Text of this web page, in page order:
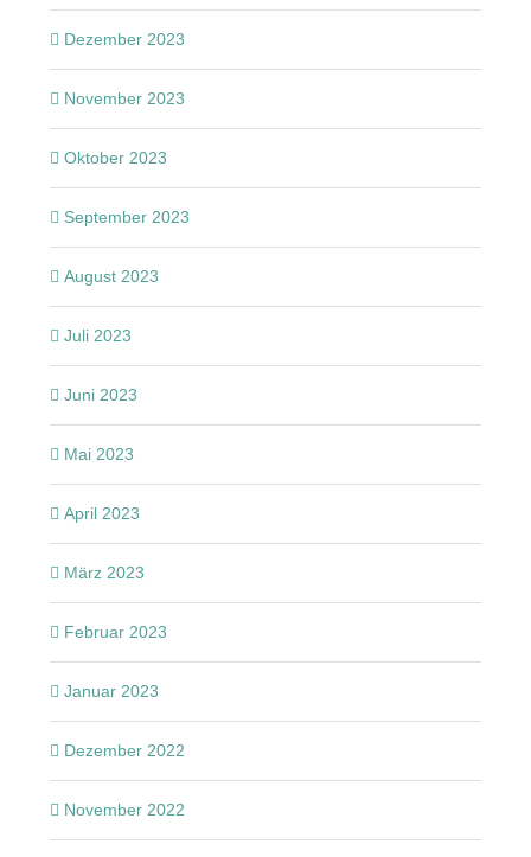
Dezember 2023
November 2023
Oktober 2023
September 2023
August 2023
Juli 2023
Juni 2023
Mai 2023
April 2023
März 2023
Februar 2023
Januar 2023
Dezember 2022
November 2022